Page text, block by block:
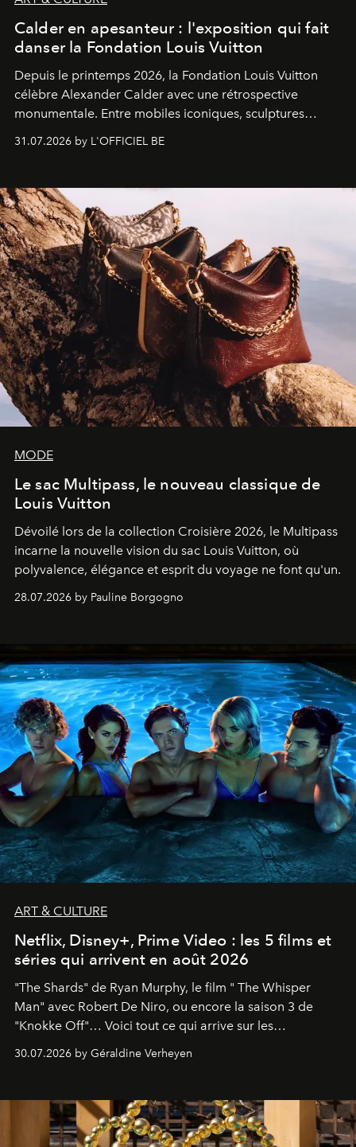
Calder en apesanteur : l'exposition qui fait
danser la Fondation Louis Vuitton
Depuis le printemps 2026, la Fondation Louis Vuitton
célèbre Alexander Calder avec une rétrospective
monumentale. Entre mobiles iconiques, sculptures
monumentales et poésie du mouvement, l'artiste
américain investit les espaces imaginés par Frank Gehry
sculpture.
31.07.2026 by L'OFFICIEL BE
MODE
Le sac Multipass, le nouveau classique de
Louis Vuitton
Dévoilé lors de la collection Croisière 2026, le Multipass
incarne la nouvelle vision du sac Louis Vuitton, où
polyvalence, élégance et esprit du voyage ne font qu'un.
28.07.2026 by Pauline Borgogno
ART & CULTURE
Netflix, Disney+, Prime Video : les 5 films et
séries qui arrivent en août 2026
"The Shards" de Ryan Murphy, le film " The Whisper
Man" avec Robert De Niro, ou encore la saison 3 de
"Knokke Off"… Voici tout ce qui arrive sur les
plateformes de streaming en août 2026.
30.07.2026 by Géraldine Verheyen